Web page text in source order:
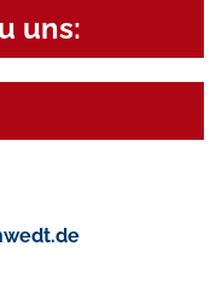
uns: